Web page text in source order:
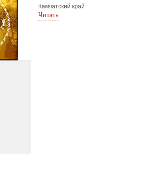
Камчатский край
Читать